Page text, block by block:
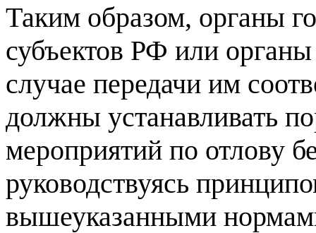
Таким образом, органы
субъектов РФ или
случае передачи им
должны устанавливать
мероприятий по отлову
руководствуясь
вышеуказанными